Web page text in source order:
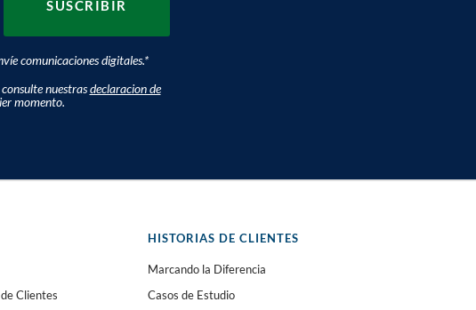
comunicaciones digitales.*
nuestrasdeclaracion de
momento.
Clientes
HISTORIAS DE CLIENTES
Marcando la Diferencia
Casos de Estudio